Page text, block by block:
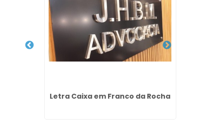
Letra Caixa em Franco da Rocha